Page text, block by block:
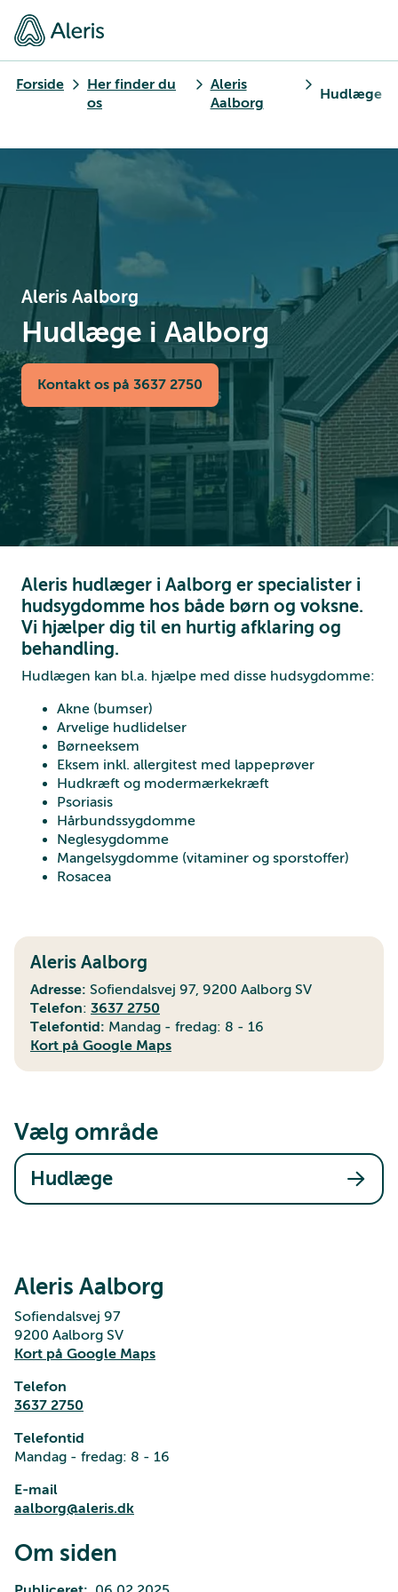
Forside
Her finder du
os
Aleris
Aalborg
Hudlæge
Aleris Aalborg
Hudlæge i Aalborg
Kontakt os på 3637 2750
Aleris hudlæger i Aalborg er specialister i
hudsygdomme hos både børn og voksne.
Vi hjælper dig til en hurtig afklaring og
behandling.
Hudlægen kan bl.a. hjælpe med disse hudsygdomme:
Akne (bumser)
Arvelige hudlidelser
Børneeksem
Eksem inkl. allergitest med lappeprøver
Hudkræft og modermærkekræft
Psoriasis
Hårbundssygdomme
Neglesygdomme
Mangelsygdomme (vitaminer og sporstoffer)
Rosacea
Aleris Aalborg
Adresse: Sofiendalsvej 97, 9200 Aalborg SV
Telefon: 3637 2750
Telefontid: Mandag - fredag: 8 - 16
Kort på Google Maps
Vælg område
Hudlæge
Aleris Aalborg
Sofiendalsvej 97
9200 Aalborg SV
Kort på Google Maps
Telefon
3637 2750
Telefontid
Mandag - fredag: 8 - 16
E-mail
aalborg@aleris.dk
Om siden